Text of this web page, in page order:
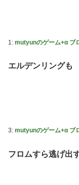
判決→当時17歳
ジャンポケ斎藤
ントになって
の？
【悲報】元ジャ
てバウムクーヘ
る
秋田県職員さん
てしまい大炎上ｗ
りTikTokライ
海外「全部日本
【悲報】ロシア
1: mutyunのゲーム+α ブ
エルデンリングも
3: mutyunのゲーム+α ブ
フロムすら逃げ出